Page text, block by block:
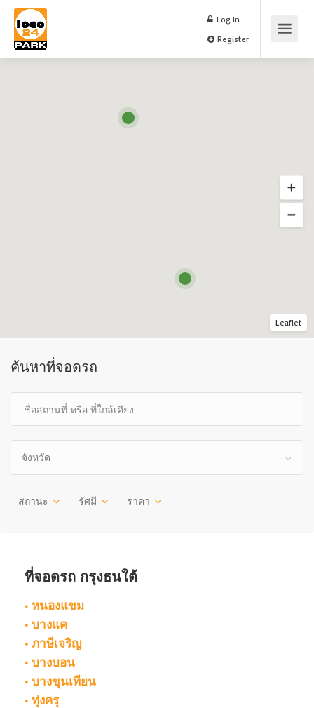
Log In
ค้นหาที่จอดรถ
จังหวัด
สถานะ รัศมี ราคา
ที่จอดรถ กรุงธนใต้
• หนองแขม
• บางแค
• ภาษีเจริญ
• บางบอน
• บางขุนเทียน
• ทุ่งครุ
Leaflet